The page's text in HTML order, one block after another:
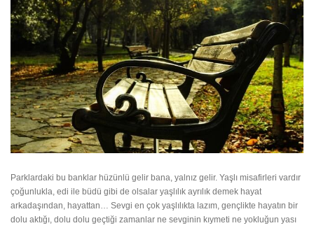
Parklardaki bu banklar hüzünlü gelir bana, yalnız gelir. Yaşlı misafirleri vardır
çoğunlukla, edi ile büdü gibi de olsalar yaşlılık ayrılık demek hayat
arkadaşından, hayattan… Sevgi en çok yaşlılıkta lazım, gençlikte hayatın bir
dolu aktığı, dolu dolu geçtiği zamanlar ne sevginin kıymeti ne yokluğun yası